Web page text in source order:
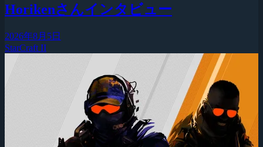
Horikenさんインタビュー
2026年8月5日
StarCraft II